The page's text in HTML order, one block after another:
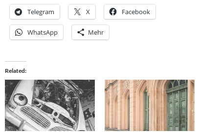
Telegram X Facebook
WhatsApp Mehr
Related